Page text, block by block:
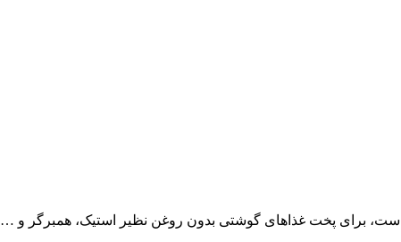
است، برای پخت غذاهای گوشتی بدون روغن نظیر استیک، همبرگر و …